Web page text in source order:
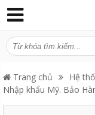
Trang chủ
Hệ
Nhập khẩu Mỹ. Bảo